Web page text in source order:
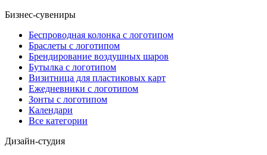
Бизнес-сувениры
Беспроводная колонка с логотипом
Браслеты с логотипом
Брендирование воздушных шаров
Бутылка с логотипом
Визитница для пластиковых карт
Ежедневники с логотипом
Зонты с логотипом
Календари
Все категории
Дизайн-студия